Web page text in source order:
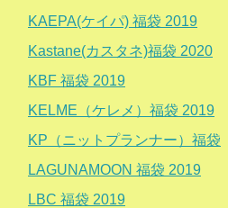
KAEPA(ケイパ) 福袋 2019
Kastane(カスタネ)福袋 2020
KBF 福袋 2019
KELME（ケレメ）福袋 2019
KP（ニットプランナー）福袋
LAGUNAMOON 福袋 2019
LBC 福袋 2019